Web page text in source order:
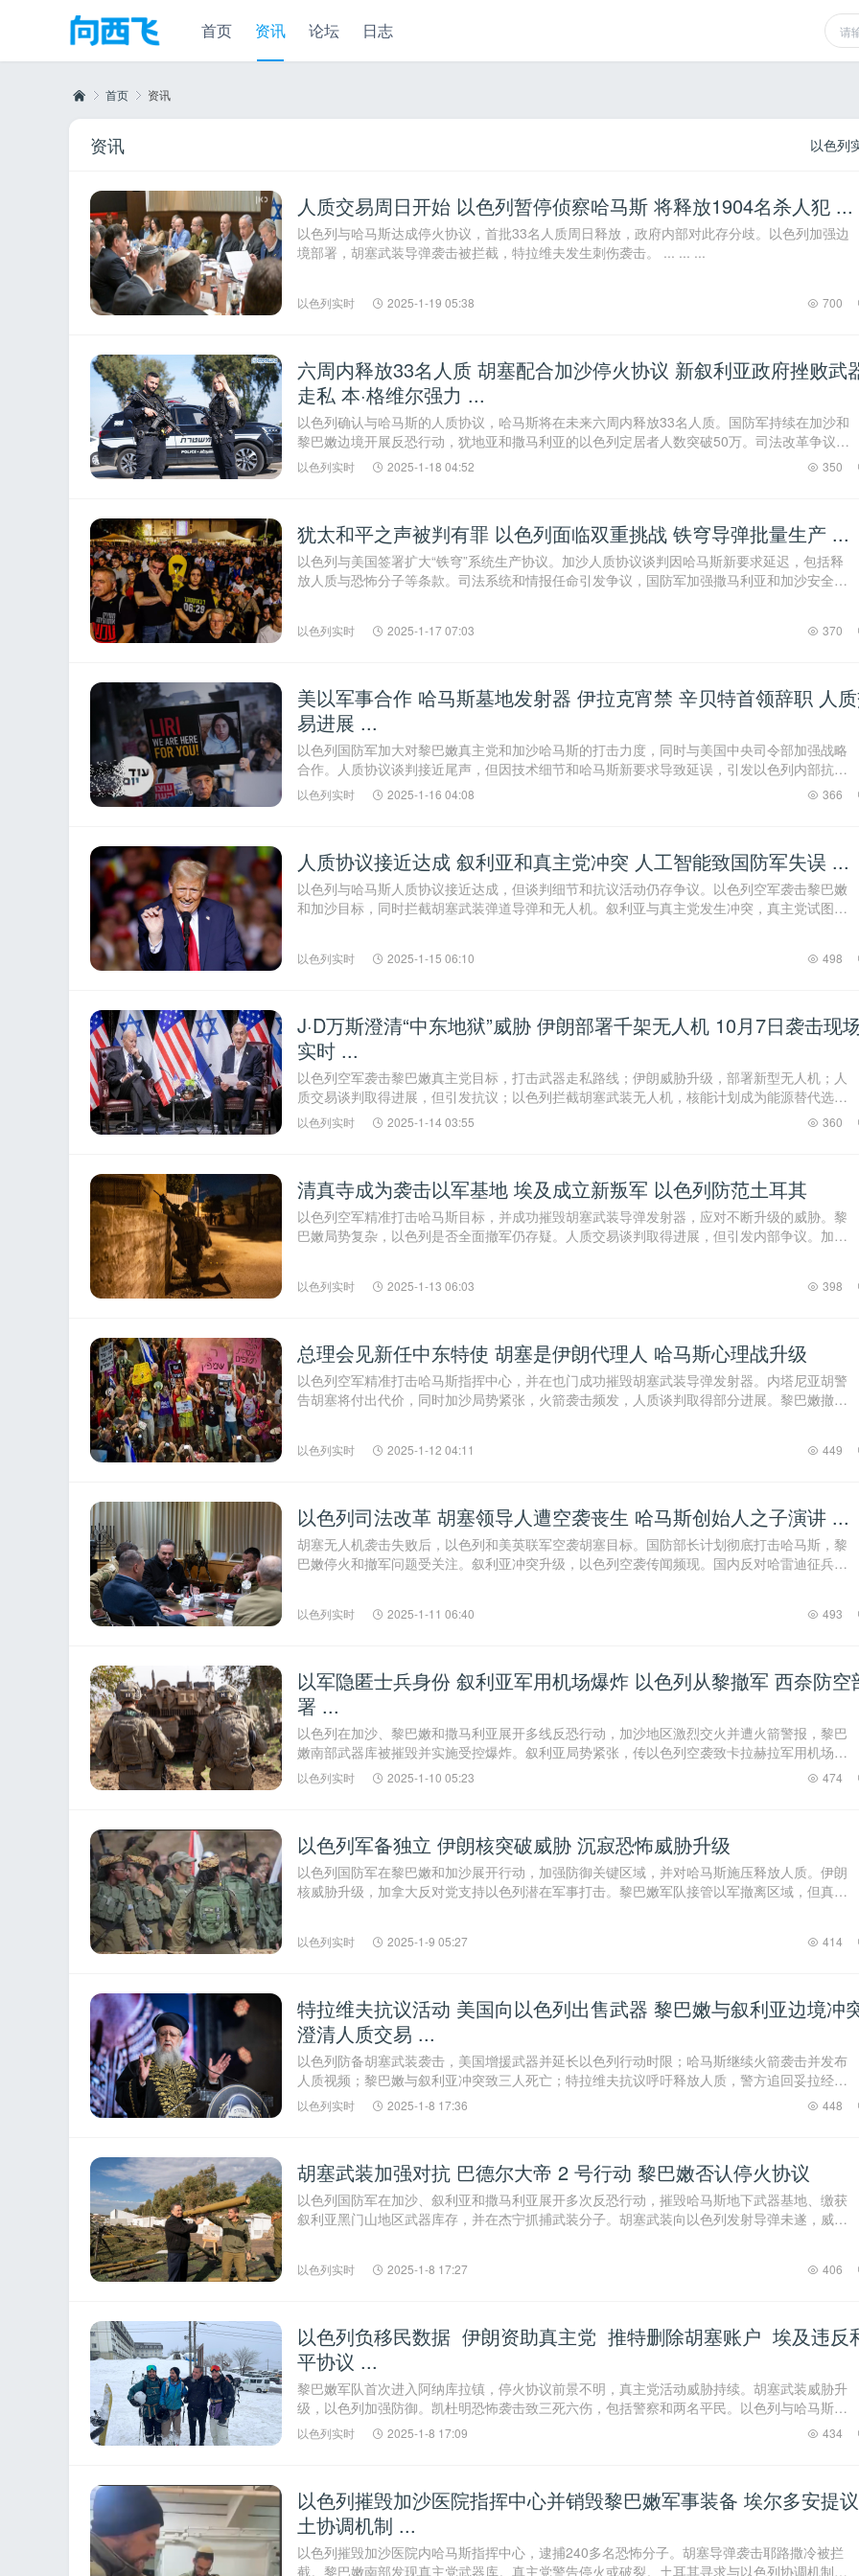
首页 资讯 论坛 日志
首页 资讯
资讯 以色列
人质交易周日开始 以色列暂停侦察哈马斯 将释放1904名杀人犯 ...
以色列与哈马斯达成停火协议，首批33名人质周日释放，政府内部对此存分歧。以色列加强边
境部署，胡塞武装导弹袭击被拦截，特拉维夫发生刺伤袭击。 ... ... ...
以色列实时 2025-1-19 05:38 700
六周内释放33名人质 胡塞配合加沙停火协议 新叙利亚政府挫败武
走私 本·格维尔强力 ...
以色列确认与哈马斯的人质协议，哈马斯将在未来六周内释放33名人质。国防军持续在加沙和
黎巴嫩边境开展反恐行动，犹地亚和撒马利亚的以色列定居者人数突破50万。司法改革争议继
续发酵，国际刑事法院检察官对以色列领 ...
以色列实时 2025-1-18 04:52 350
犹太和平之声被判有罪 以色列面临双重挑战 铁穹导弹批量生产 ...
以色列与美国签署扩大“铁穹”系统生产协议。加沙人质协议谈判因哈马斯新要求延迟，包括释
放人质与恐怖分子等条款。司法系统和情报任命引发争议，国防军加强撒马利亚和加沙安全部
以色列实时 2025-1-17 07:03 370
美以军事合作 哈马斯墓地发射器 伊拉克宵禁 辛贝特首领辞职 人
易进展 ...
以色列国防军加大对黎巴嫩真主党和加沙哈马斯的打击力度，同时与美国中央司令部加强战略
合作。人质协议谈判接近尾声，但因技术细节和哈马斯新要求导致延误，引发以色列内部抗
议。胡塞武装导弹袭击被拦截，但威胁持续 ...
以色列实时 2025-1-16 04:08 366
人质协议接近达成 叙利亚和真主党冲突 人工智能致国防军失误 ...
以色列与哈马斯人质协议接近达成，但谈判细节和抗议活动仍存争议。以色列空军袭击黎巴嫩
和加沙目标，同时拦截胡塞武装弹道导弹和无人机。叙利亚与真主党发生冲突，真主党试图将
以色列实时 2025-1-15 06:10 498
J·D万斯澄清“中东地狱”威胁 伊朗部署千架无人机 10月7日袭击现
实时 ...
以色列空军袭击黎巴嫩真主党目标，打击武器走私路线；伊朗威胁升级，部署新型无人机；人
质交易谈判取得进展，但引发抗议；以色列拦截胡塞武装无人机，核能计划成为能源替代选
项；司法改革提案引发争议，抗议活动持续 ...
以色列实时 2025-1-14 03:55 360
清真寺成为袭击以军基地 埃及成立新叛军 以色列防范土耳其
以色列空军精准打击哈马斯目标，并成功摧毁胡塞武装导弹发射器，应对不断升级的威胁。黎
巴嫩局势复杂，以色列是否全面撤军仍存疑。人质交易谈判取得进展，但引发内部争议。加沙
以色列实时 2025-1-13 06:03 398
总理会见新任中东特使 胡塞是伊朗代理人 哈马斯心理战升级
以色列空军精准打击哈马斯指挥中心，并在也门成功摧毁胡塞武装导弹发射器。内塔尼亚胡警
告胡塞将付出代价，同时加沙局势紧张，火箭袭击频发，人质谈判取得部分进展。黎巴嫩撤军
以色列实时 2025-1-12 04:11 449
以色列司法改革 胡塞领导人遭空袭丧生 哈马斯创始人之子演讲 ...
胡塞无人机袭击失败后，以色列和美英联军空袭胡塞目标。国防部长计划彻底打击哈马斯，黎
巴嫩停火和撤军问题受关注。叙利亚冲突升级，以色列空袭传闻频现。国内反对哈雷迪征兵的
以色列实时 2025-1-11 06:40 493
以军隐匿士兵身份 叙利亚军用机场爆炸 以色列从黎撤军 西奈防空
署 ...
以色列在加沙、黎巴嫩和撒马利亚展开多线反恐行动，加沙地区激烈交火并遭火箭警报，黎巴
嫩南部武器库被摧毁并实施受控爆炸。叙利亚局势紧张，传以色列空袭致卡拉赫拉军用机场爆
炸。美国对也门胡塞武装进行空袭，胡塞 ...
以色列实时 2025-1-10 05:23 474
以色列军备独立 伊朗核突破威胁 沉寂恐怖威胁升级
以色列国防军在黎巴嫩和加沙展开行动，加强防御关键区域，并对哈马斯施压释放人质。伊朗
核威胁升级，加拿大反对党支持以色列潜在军事打击。黎巴嫩军队接管以军撤离区域，但真主
以色列实时 2025-1-9 05:27 414
特拉维夫抗议活动 美国向以色列出售武器 黎巴嫩与叙利亚边境冲
澄清人质交易 ...
以色列防备胡塞武装袭击，美国增援武器并延长以色列行动时限；哈马斯继续火箭袭击并发布
人质视频；黎巴嫩与叙利亚冲突致三人死亡；特拉维夫抗议呼吁释放人质，警方追回妥拉经
卷，胡拉公园因游客过多关闭。 ...
以色列实时 2025-1-8 17:36 448
胡塞武装加强对抗 巴德尔大帝 2 号行动 黎巴嫩否认停火协议
以色列国防军在加沙、叙利亚和撒马利亚展开多次反恐行动，摧毁哈马斯地下武器基地、缴获
叙利亚黑门山地区武器库存，并在杰宁抓捕武装分子。胡塞武装向以色列发射导弹未遂，威胁
以色列实时 2025-1-8 17:27 406
以色列负移民数据 伊朗资助真主党 推特删除胡塞账户 埃及违反
平协议 ...
黎巴嫩军队首次进入阿纳库拉镇，停火协议前景不明，真主党活动威胁持续。胡塞武装威胁升
级，以色列加强防御。凯杜明恐怖袭击致三死六伤，包括警察和两名平民。以色列与哈马斯谈
判进展缓慢，人质状况未获确认。埃及可 ...
以色列实时 2025-1-8 17:09 434
以色列摧毁加沙医院指挥中心并销毁黎巴嫩军事装备 埃尔多安提
土协调机制 ...
以色列摧毁加沙医院内哈马斯指挥中心，逮捕240多名恐怖分子。胡塞导弹袭击耶路撒冷被拦
截。黎巴嫩南部发现真主党武器库。真主党警告停火或破裂。土耳其寻求与以色列协调机制。